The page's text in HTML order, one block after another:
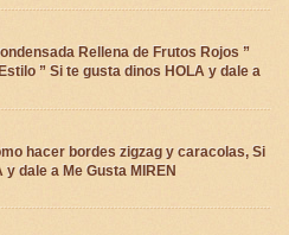
Rellena de Frutos Rojos ”
” Si te gusta dinos HOLA y dale a
hacer bordes zigzag y caracolas, Si
dale a Me Gusta MIREN